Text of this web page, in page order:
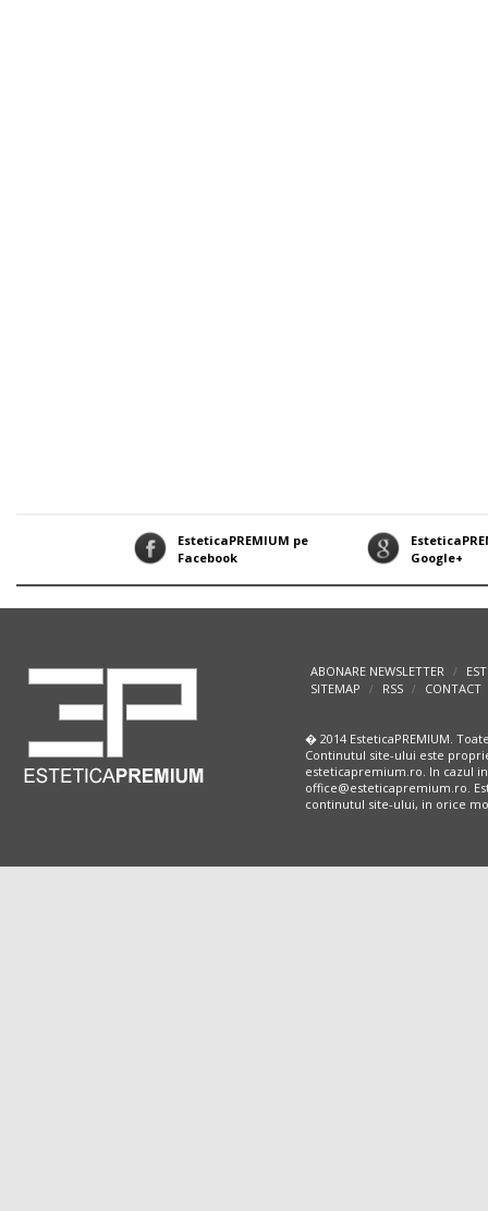
EsteticaPREMIUM pe
Facebook
Google+
ABONARE NEWSLETTER /
SITEMAP
/ RSS / CONTACT
� 2014 EsteticaPREMIUM.
Continutul site-ului este
esteticapremium.ro. In cazul
office@esteticapremium.ro.
continutul site-ului, in orice